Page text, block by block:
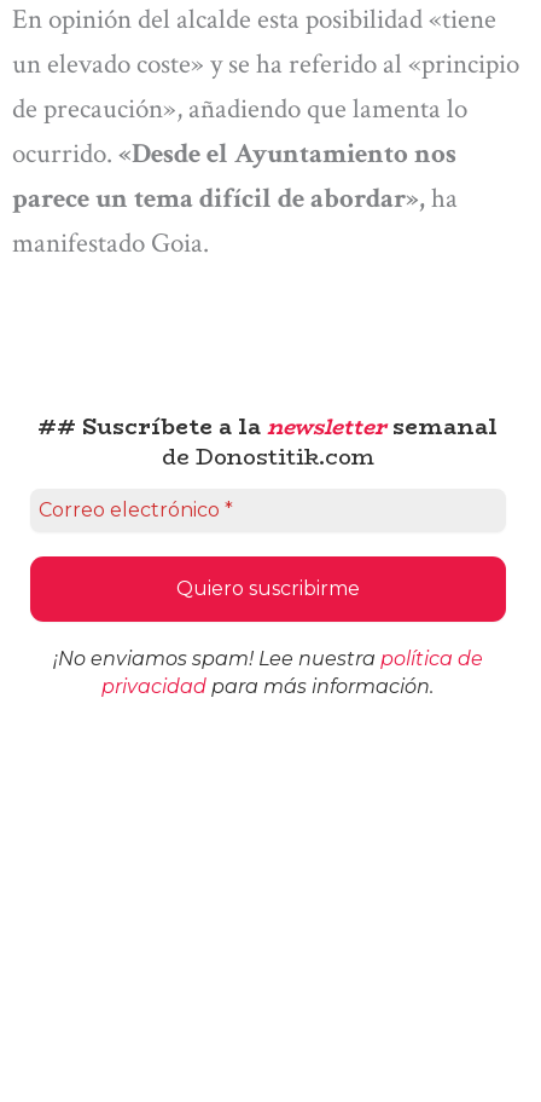
En opinión del alcalde esta posibilidad «tiene
un elevado coste» y se ha referido al «principio
de precaución», añadiendo que lamenta lo
ocurrido. «Desde el Ayuntamiento nos
parece un tema difícil de abordar»,ha
manifestado Goia.
## Suscríbete a lanewslettersemanal
de Donostitik.com
¡No enviamos spam! Lee nuestra política de
privacidad para más información.